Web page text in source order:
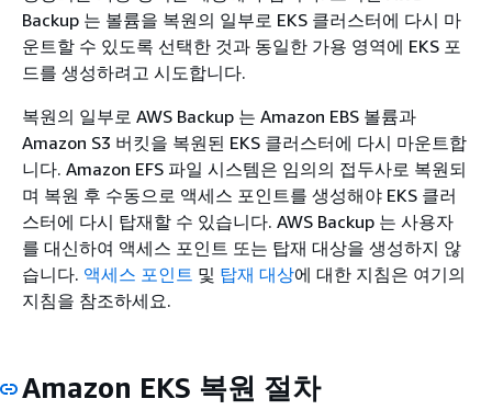
Backup 는 볼륨을 복원의 일부로 EKS 클러스터에 다시 마
운트할 수 있도록 선택한 것과 동일한 가용 영역에 EKS 포
드를 생성하려고 시도합니다.
복원의 일부로 AWS Backup 는 Amazon EBS 볼륨과
Amazon S3 버킷을 복원된 EKS 클러스터에 다시 마운트합
니다. Amazon EFS 파일 시스템은 임의의 접두사로 복원되
며 복원 후 수동으로 액세스 포인트를 생성해야 EKS 클러
스터에 다시 탑재할 수 있습니다. AWS Backup 는 사용자
를 대신하여 액세스 포인트 또는 탑재 대상을 생성하지 않
습니다. 액세스 포인트 및 탑재 대상에 대한 지침은 여기의
지침을 참조하세요.
Amazon EKS 복원 절차